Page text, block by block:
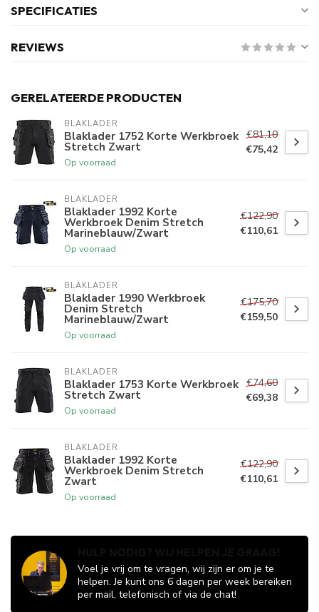
SPECIFICATIES
REVIEWS
GERELATEERDE PRODUCTEN
BLAKLADER
Blaklader 1752 Korte Werkbroek
Stretch Zwart
Op voorraad
€81,10
€75,42
BLAKLADER
Blaklader 1992 Korte
Werkbroek Denim Stretch
Marineblauw/Zwart
Op voorraad
€122,90
€110,61
BLAKLADER
Blaklader 1990 Werkbroek
Denim Stretch
Marineblauw/Zwart
Op voorraad
€175,70
€159,50
BLAKLADER
Blaklader 1753 Korte Werkbroek
Stretch Zwart
Op voorraad
€74,60
€69,38
BLAKLADER
Blaklader 1992 Korte
Werkbroek Denim Stretch
Zwart
Op voorraad
€122,90
€110,61
Voel je vrij om te vragen, wij zijn er om je te
helpen. Je kunt ons 6 dagen per week bereiken
per mail, telefonisch of via de chat!